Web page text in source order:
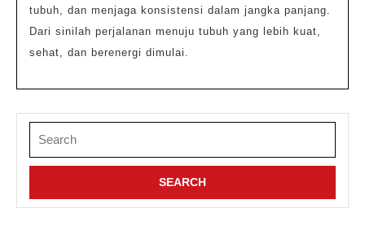
tubuh, dan menjaga konsistensi dalam jangka panjang.
Dari sinilah perjalanan menuju tubuh yang lebih kuat,
sehat, dan berenergi dimulai.
for: